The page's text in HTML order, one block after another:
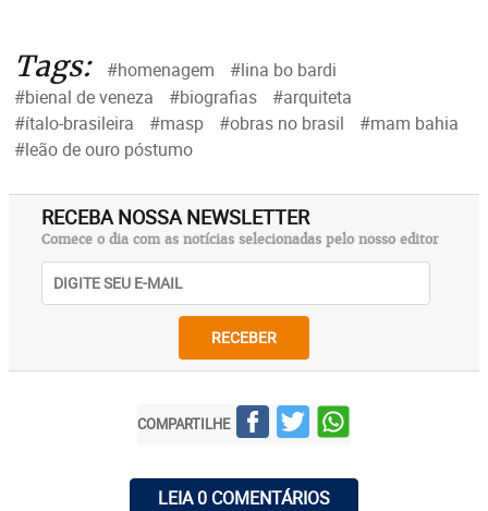
Tags: #homenagem
#lina bo bardi
#bienal de veneza
#biografias
#arquiteta
#ítalo-brasileira
#masp #obras no brasil
#mam bahia
#leão de ouro póstumo
RECEBA NOSSA NEWSLETTER
Comece o dia com as notícias selecionadas pelo nosso editor
RECEBER
COMPARTILHE
LEIA 0 COMENTÁRIOS